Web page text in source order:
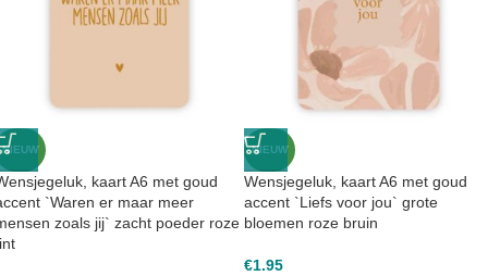
NIEUW
kaart A6 met goud
`Waren er maar meer
zoals jij` zacht poeder roze
NIEUW
Wensjegeluk, kaart A6 met goud
accent `Liefs voor jou` grote
bloemen roze bruin
€1.95